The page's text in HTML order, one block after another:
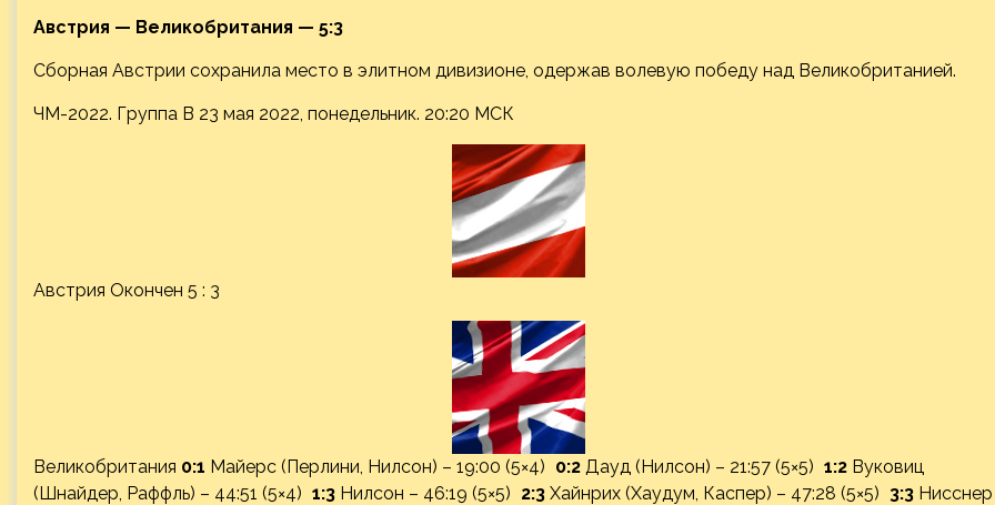
Австрия — Великобритания — 5:3
Сборная Австрии сохранила место в элитном дивизионе, одержав волевую победу над Великобританией.
ЧМ-2022. Группа B 23 мая 2022, понедельник. 20:20 МСК
Австрия Окончен 5 : 3
Великобритания 0:1 Майерс (Перлини, Нилсон) – 19:00 (5×4) 0:2 Дауд (Нилсон) – 21:57 (5×5) 1:2 Вуковиц
(Шнайдер, Раффль) – 44:51 (5×4) 1:3 Нилсон – 46:19 (5×5) 2:3 Хайнрих (Хаудум, Каспер) – 47:28 (5×5) 3:3 Нисснер